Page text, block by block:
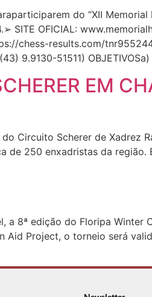
do “XII
SITE OFICIAL:
chess-results.com/
9.9130-51511)
EM
Circuito Scherer de Xadrez
250 enxadristas da região.
a 8ª edição do Floripa
Aid Project, o torneio será